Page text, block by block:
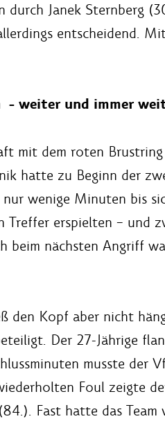
durch Janek Sternberg
entscheidend.
weiter und immer
mit dem roten
hatte zu Beginn der
wenige Minuten bis
Treffer erspielten – und
beim nächsten Angriff
den Kopf aber nicht
Der 27-Jährige
musste der
Foul zeigte
Fast hatte das